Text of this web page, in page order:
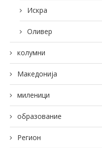
Искра
Оливер
колумни
Македонија
миленици
образование
Регион